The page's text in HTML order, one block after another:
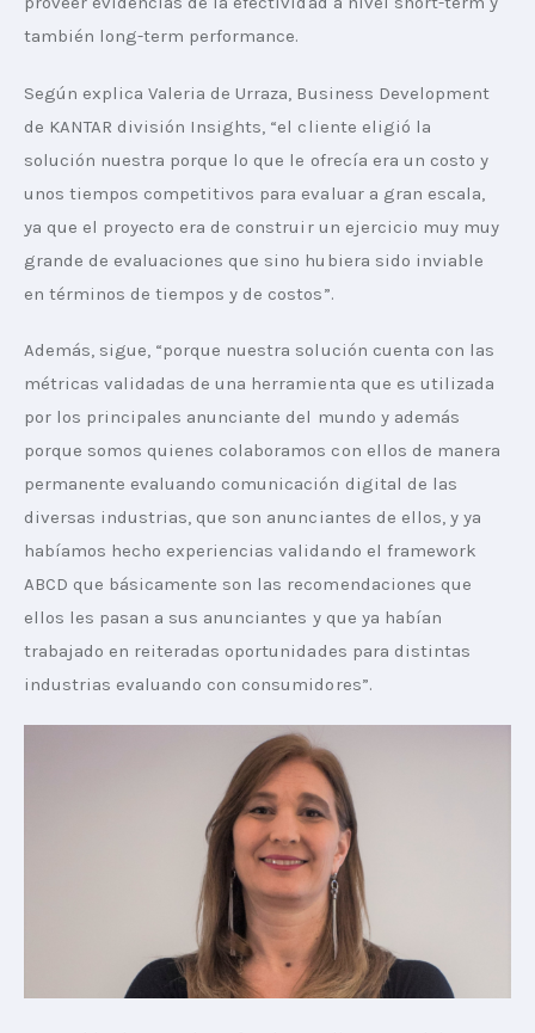
también long-term performance.
Según explica Valeria de Urraza, Business Development
de KANTAR división Insights, “el cliente eligió la
solución nuestra porque lo que le ofrecía era un costo y
unos tiempos competitivos para evaluar a gran escala,
ya que el proyecto era de construir un ejercicio muy muy
grande de evaluaciones que sino hubiera sido inviable
en términos de tiempos y de costos”.
Además, sigue, “porque nuestra solución cuenta con las
métricas validadas de una herramienta que es utilizada
por los principales anunciante del mundo y además
porque somos quienes colaboramos con ellos de manera
permanente evaluando comunicación digital de las
diversas industrias, que son anunciantes de ellos, y ya
habíamos hecho experiencias validando el framework
ABCD que básicamente son las recomendaciones que
ellos les pasan a sus anunciantes y que ya habían
trabajado en reiteradas oportunidades para distintas
industrias evaluando con consumidores”.